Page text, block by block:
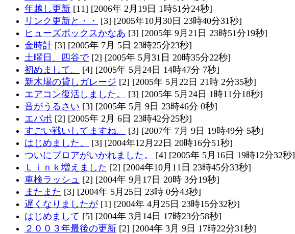
年越し更新 [11] [2006年 2月19日 1時51分24秒]
リンク更新と・・
[3] [2005年10月30日 23時40分31秒]
ヒューズボックスかなあ [3] [2005年 9月21日 23時51分19秒]
金時計 [3] [2005年 7月 5日 23時25分23秒]
土曜日、四谷で[2] [2005年 5月31日 20時35分22秒]
初めまして。
[4] [2005年 5月24日 14時47分 7秒]
新木場の貸しガレージ [2] [2005年 5月22日 21時 2分35秒]
エアコン復活しました。
[3] [2005年 5月24日 1時11分18秒]
音がうるさい [3] [2005年 5月 9日 23時46分 0秒]
エバポ [2] [2005年 2月 6日 23時42分25秒]
すごい戦いしてますね。
[3] [2007年 7月 9日 19時49分 5秒]
はじめました。
[3] [2004年12月22日 20時16分51秒]
ついにブロアがいかれました。
[4] [2005年 5月16日 19時12分32秒]
Ｌｉｎｋ増えました [2] [2004年10月11日 23時45分33秒]
車検ラッシュ [2] [2004年 9月17日 20時 3分19秒]
またまた [3] [2004年 5月25日 23時 0分43秒]
遅くなりましたが [1] [2004年 4月25日 23時15分32秒]
はじめまして [5] [2004年 3月14日 17時23分58秒]
２００３年最後の更新 [2] [2004年 3月 9日 17時22分31秒]